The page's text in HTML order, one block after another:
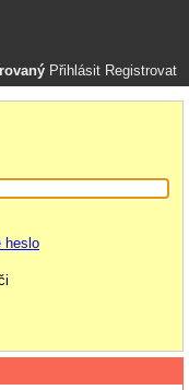
Přihlásit Registrovat
heslo